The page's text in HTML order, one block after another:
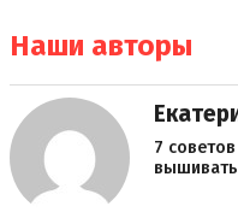
Наши авторы
7